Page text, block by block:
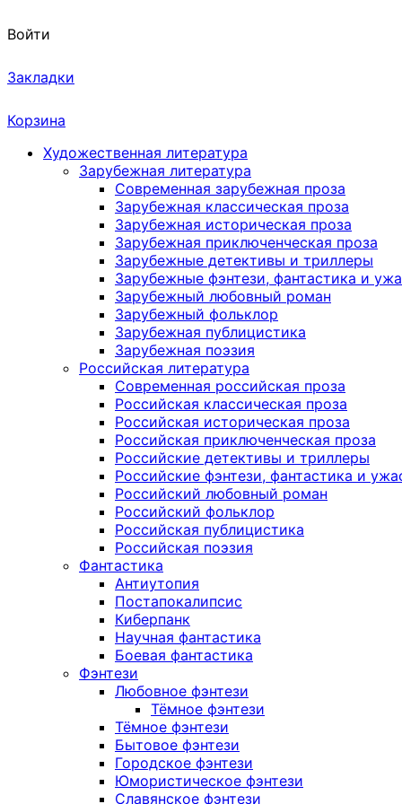
Войти
Закладки
Корзина
Художественная литература
Зарубежная литература
Современная зарубежная проза
Зарубежная классическая проза
Зарубежная историческая проза
Зарубежная приключенческая проза
Зарубежные детективы и триллеры
Зарубежные фэнтези, фантастика и
Зарубежный любовный роман
Зарубежный фольклор
Зарубежная публицистика
Зарубежная поэзия
Российская литература
Современная российская проза
Российская классическая проза
Российская историческая проза
Российская приключенческая проза
Российские детективы и триллеры
Российские фэнтези, фантастика и
Российский любовный роман
Российский фольклор
Российская публицистика
Российская поэзия
Фантастика
Антиутопия
Постапокалипсис
Киберпанк
Научная фантастика
Боевая фантастика
Фэнтези
Любовное фэнтези
Тёмное фэнтези
Тёмное фэнтези
Бытовое фэнтези
Городское фэнтези
Юмористическое фэнтези
Славянское фэнтези